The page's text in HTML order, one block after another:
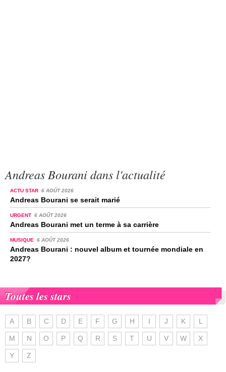
Andreas Bourani dans l'actualité
ACTU STAR 6 AOÛT 2026
Andreas Bourani se serait marié
URGENT 6 AOÛT 2026
Andreas Bourani met un terme à sa carrière
MUSIQUE 6 AOÛT 2026
Andreas Bourani : nouvel album et tournée mondiale en
2027?
Toutes les stars
A B C D E F G H I J K L
M N O P Q R S T U V W X
Y Z